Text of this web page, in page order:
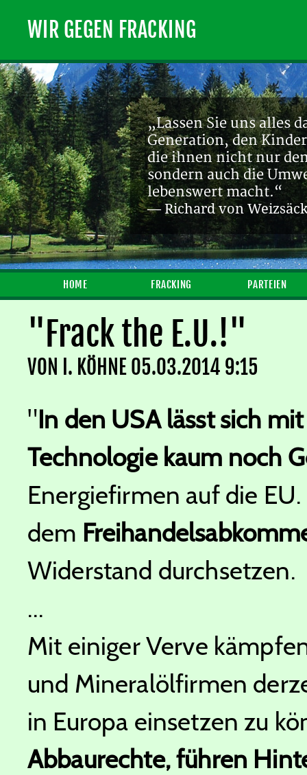
WIR GEGEN FRACKING
„Lassen Sie uns alles
Generation, den
die ihnen nicht nur
sondern auch die
lebenswert macht.“
— Richard von
HOME FRACKING PARTEIEN
"Frack the E.U.!"
VON I. KÖHNE05.03.2014 9:15
"In den USA lässt sich
Technologie kaum noch
Energiefirmen auf die
dem
Widerstand durchsetzen.
...
Mit einiger Verve
und Mineralölfirmen
in Europa einsetzen zu
Abbaurechte, führen